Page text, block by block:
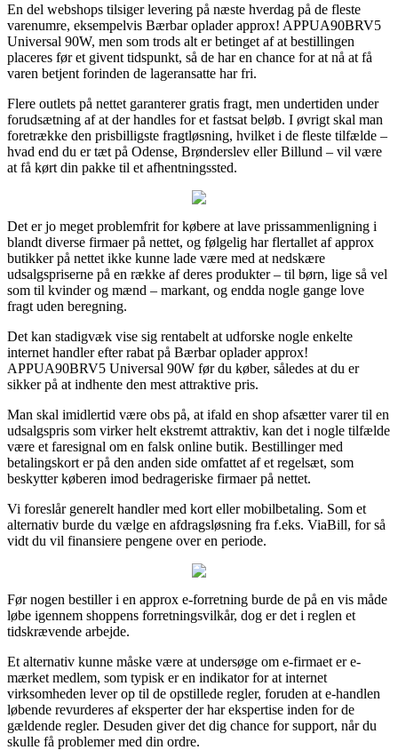
En del webshops tilsiger levering på næste hverdag på de fleste
varenumre, eksempelvis Bærbar oplader approx! APPUA90BRV5
Universal 90W, men som trods alt er betinget af at bestillingen
placeres før et givent tidspunkt, så de har en chance for at nå at få
varen betjent forinden de lageransatte har fri.
Flere outlets på nettet garanterer gratis fragt, men undertiden under
forudsætning af at der handles for et fastsat beløb. I øvrigt skal man
foretrække den prisbilligste fragtløsning, hvilket i de fleste tilfælde –
hvad end du er tæt på Odense, Brønderslev eller Billund – vil være
at få kørt din pakke til et afhentningssted.
Det er jo meget problemfrit for købere at lave prissammenligning i
blandt diverse firmaer på nettet, og følgelig har flertallet af approx
butikker på nettet ikke kunne lade være med at nedskære
udsalgspriserne på en række af deres produkter – til børn, lige så vel
som til kvinder og mænd – markant, og endda nogle gange love
fragt uden beregning.
Det kan stadigvæk vise sig rentabelt at udforske nogle enkelte
internet handler efter rabat på Bærbar oplader approx!
APPUA90BRV5 Universal 90W før du køber, således at du er
sikker på at indhente den mest attraktive pris.
Man skal imidlertid være obs på, at ifald en shop afsætter varer til en
udsalgspris som virker helt ekstremt attraktiv, kan det i nogle tilfælde
være et faresignal om en falsk online butik. Bestillinger med
betalingskort er på den anden side omfattet af et regelsæt, som
beskytter køberen imod bedrageriske firmaer på nettet.
Vi foreslår generelt handler med kort eller mobilbetaling. Som et
alternativ burde du vælge en afdragsløsning fra f.eks. ViaBill, for så
vidt du vil finansiere pengene over en periode.
Før nogen bestiller i en approx e-forretning burde de på en vis måde
løbe igennem shoppens forretningsvilkår, dog er det i reglen et
tidskrævende arbejde.
Et alternativ kunne måske være at undersøge om e-firmaet er e-
mærket medlem, som typisk er en indikator for at internet
virksomheden lever op til de opstillede regler, foruden at e-handlen
løbende revurderes af eksperter der har ekspertise inden for de
gældende regler. Desuden giver det dig chance for support, når du
skulle få problemer med din ordre.